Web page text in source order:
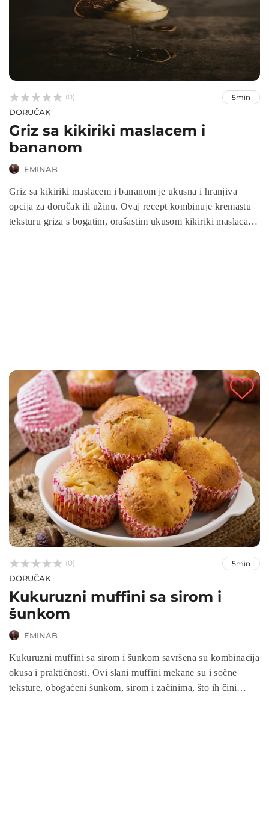


 (0) 5min
DORUČAK
Griz sa kikiriki maslacem i
bananom
EMINAB
Griz sa kikiriki maslacem i bananom je ukusna i hranjiva
opcija za doručak ili užinu. Ovaj recept kombinuje kremastu
teksturu griza s bogatim, orašastim ukusom kikiriki maslaca i


 (0) 5min
DORUČAK
Kukuruzni muffini sa sirom i
šunkom
EMINAB
Kukuruzni muffini sa sirom i šunkom savršena su kombinacija
okusa i praktičnosti. Ovi slani muffini mekane su i sočne
teksture, obogaćeni šunkom, sirom i začinima, što ih čini